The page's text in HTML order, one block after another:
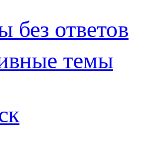
без ответов
темы